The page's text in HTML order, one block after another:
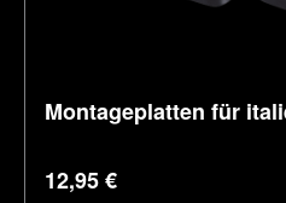
Montageplatten für
Regulärer Preis:
12,95 €